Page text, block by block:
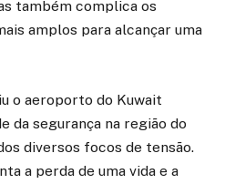
também complica os
amplos para alcançar uma
o aeroporto do Kuwait
da segurança na região do
diversos focos de tensão.
a perda de uma vida e a